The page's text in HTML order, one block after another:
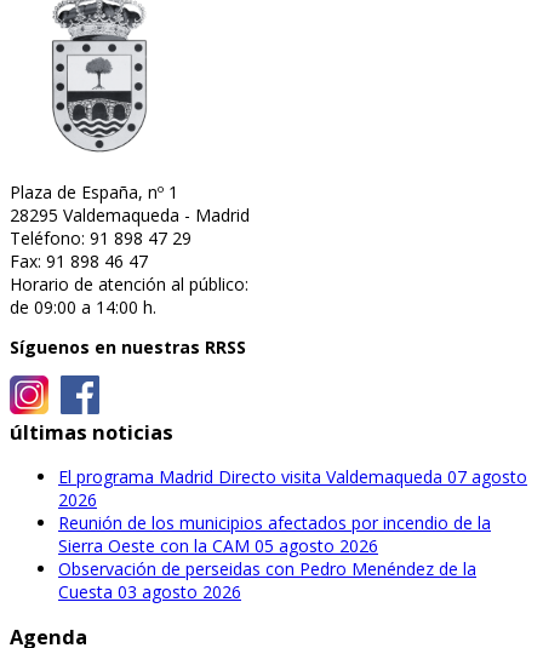
Plaza de España, nº 1
28295 Valdemaqueda - Madrid
Teléfono: 91 898 47 29
Fax: 91 898 46 47
Horario de atención al público:
de 09:00 a 14:00 h.
Síguenos en nuestras RRSS
últimas noticias
El programa Madrid Directo visita Valdemaqueda 07 agosto
2026
Reunión de los municipios afectados por incendio de la
Sierra Oeste con la CAM 05 agosto 2026
Observación de perseidas con Pedro Menéndez de la
Cuesta 03 agosto 2026
Agenda